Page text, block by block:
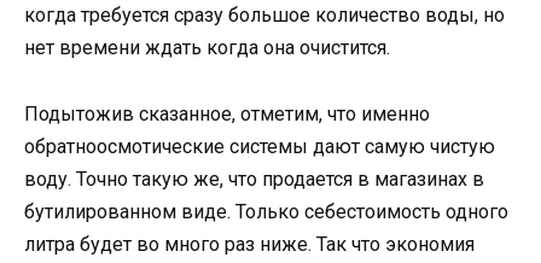
когда требуется сразу большое количество воды, но
нет времени ждать когда она очистится.
Подытожив сказанное, отметим, что именно
обратноосмотические системы дают самую чистую
воду. Точно такую же, что продается в магазинах в
бутилированном виде. Только себестоимость одного
литра будет во много раз ниже. Так что экономия